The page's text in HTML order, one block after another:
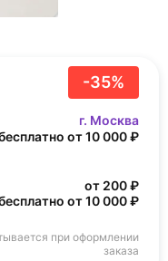
-35%
г. Москва
от 10 000 ₽
от 200 ₽
от 10 000 ₽
при оформлении
заказа